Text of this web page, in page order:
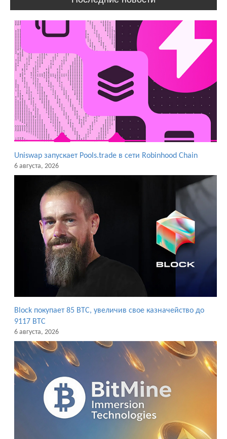
Uniswap запускает Pools.trade в сети Robinhood Chain
6 августа, 2026
Block покупает 85 BTC, увеличив свое казначейство до
9117 BTC
6 августа, 2026